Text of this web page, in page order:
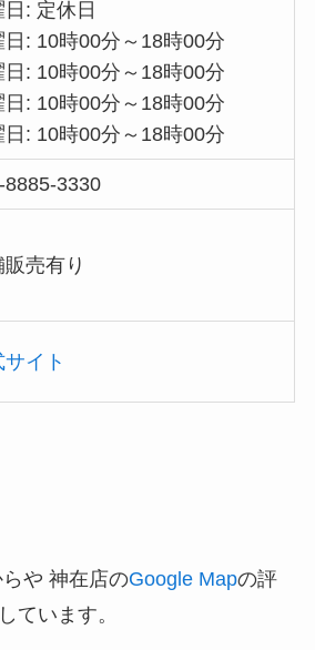
日: 定休日
日: 10時00分～18時00分
日: 10時00分～18時00分
日: 10時00分～18時00分
日: 10時00分～18時00分
8885-3330
販売有り
イト
や 神在店のGoogle Mapの評
ています。